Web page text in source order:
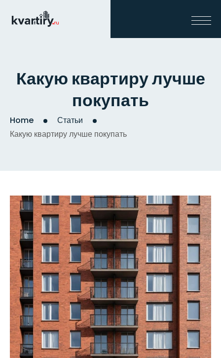
Какую квартиру лучше
покупать
Home
Статьи
Какую квартиру лучше покупать